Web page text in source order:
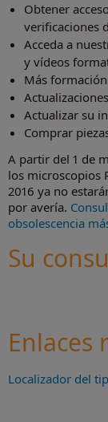
Obtener
verificaciones
Acceda a
y vídeos
Más
Actualizar su
Comprar
A partir del 1 de
los microscopios
2016 ya no
por avería.
obsolescencia
Su
Enlaces
Localizador del